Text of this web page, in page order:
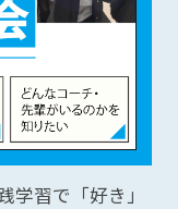
学習で「好き」